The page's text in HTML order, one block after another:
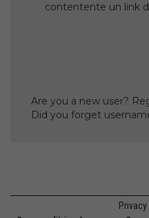
contentente un link
Are you a new user?
Did you forget
Privacy